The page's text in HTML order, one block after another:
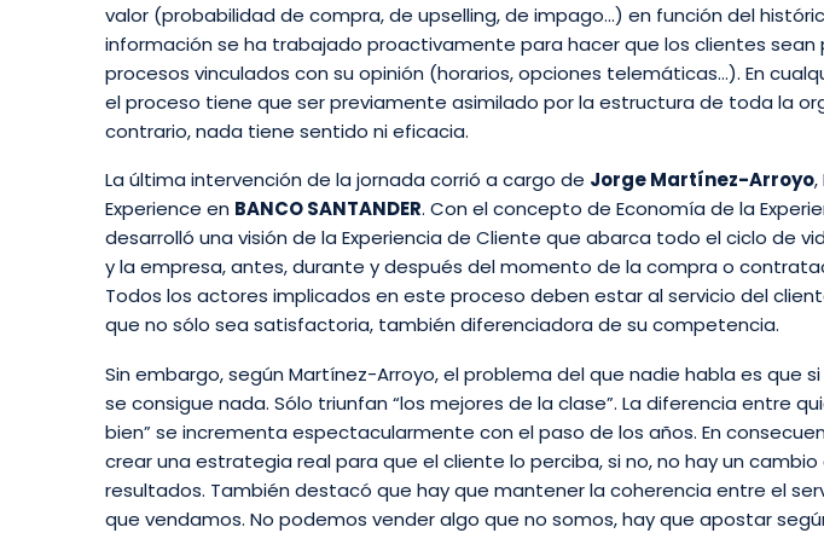
valor (probabilidad de compra, de upselling, de impago…) en función del
información se ha trabajado proactivamente para hacer que los clientes
procesos vinculados con su opinión (horarios, opciones telemáticas…). En
el proceso tiene que ser previamente asimilado por la estructura de toda la
contrario, nada tiene sentido ni eficacia.
La última intervención de la jornada corrió a cargo de Jorge Martínez-Arroyo,
Experience en BANCO SANTANDER. Con el concepto de Economía de la
desarrolló una visión de la Experiencia de Cliente que abarca todo el ciclo de
y la empresa, antes, durante y después del momento de la compra o
Todos los actores implicados en este proceso deben estar al servicio del
que no sólo sea satisfactoria, también diferenciadora de su competencia.
Sin embargo, según Martínez-Arroyo, el problema del que nadie habla es que
se consigue nada. Sólo triunfan “los mejores de la clase”. La diferencia entre
bien” se incrementa espectacularmente con el paso de los años. En
crear una estrategia real para que el cliente lo perciba, si no, no hay un
resultados. También destacó que hay que mantener la coherencia entre el
que vendamos. No podemos vender algo que no somos, hay que apostar